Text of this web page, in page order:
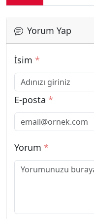
Yorum Yap
İsim *
E-posta *
Yorum *